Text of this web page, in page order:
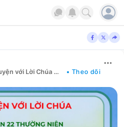
Cầu nguyện với Lời Chúa mỗi ngày • Theo dõi